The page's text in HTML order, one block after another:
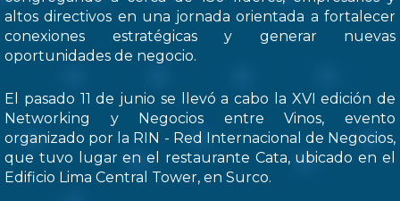
altos directivos en una jornada orientada a fortalecer
conexiones estratégicas y generar nuevas
oportunidades de negocio.
El pasado 11 de junio se llevó a cabo la XVI edición de
Networking y Negocios entre Vinos, evento
organizado por la RIN - Red Internacional de Negocios,
que tuvo lugar en el restaurante Cata, ubicado en el
Edificio Lima Central Tower, en Surco.